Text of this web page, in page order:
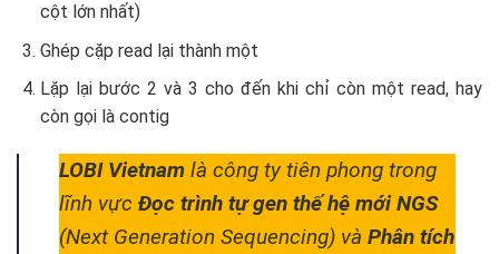
cột lớn nhất)
Ghép cặp read lại thành một
Lặp lại bước 2 và 3 cho đến khi chỉ còn một read, hay
còn gọi là contig
LOBI Vietnam là công ty tiên phong trong
lĩnh vực Đọc trình tự gen thế hệ mới NGS
(Next Generation Sequencing) và Phân tích